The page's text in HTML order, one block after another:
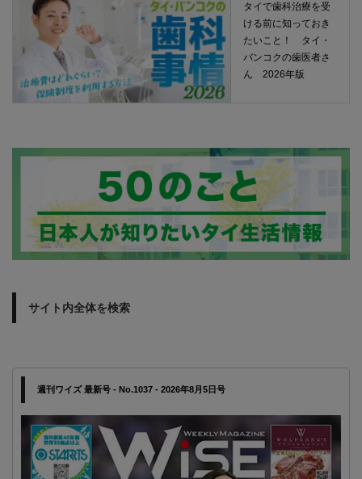
タイで歯科治療を受
ける前に知っておき
たいこと！ タイ・
バンコクの歯医者さ
ん 2026年版
サイト内全体を検索
週刊ワイズ 最新号 - No.1037 - 2026年8月5日号